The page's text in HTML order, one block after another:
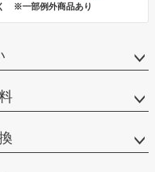
※一部例外商品あり